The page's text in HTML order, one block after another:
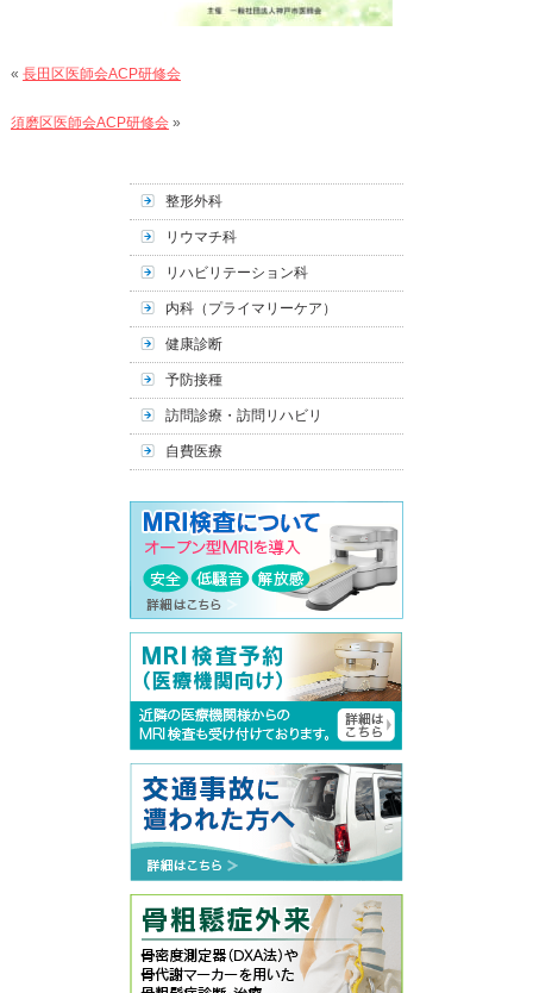
« 長田区医師会ACP研修会
須磨区医師会ACP研修会»
整形外科
リウマチ科
リハビリテーション科
内科（プライマリーケア）
健康診断
予防接種
訪問診療・訪問リハビリ
自費医療